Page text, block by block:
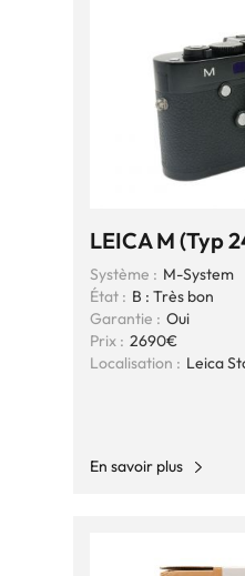
LEICA M (Typ
Système : M-System
État : B : Très bon
Garantie : Oui
Prix : 2690€
Localisation : Leica
En savoir plus